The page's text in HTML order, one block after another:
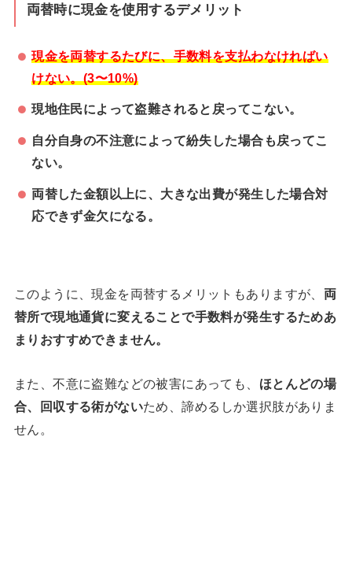
両替時に現金を使用するデメリット
現金を両替するたびに、手数料を支払わなければい
けない。(3〜10%)
現地住民によって盗難されると戻ってこない。
自分自身の不注意によって紛失した場合も戻ってこ
ない。
両替した金額以上に、大きな出費が発生した場合対
応できず金欠になる。
このように、現金を両替するメリットもありますが、 両
替所で現地通貨に変えることで手数料が発生するためあ
まりおすすめできません。
また、不意に盗難などの被害にあっても、 ほとんどの場
合、回収する術がないため、諦めるしか選択肢がありま
せん。